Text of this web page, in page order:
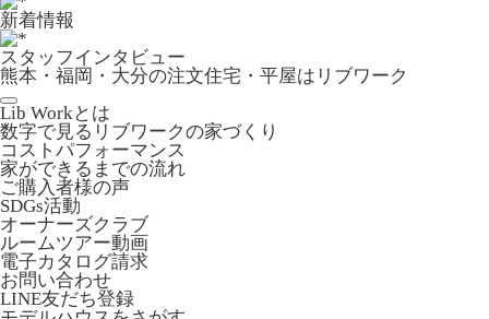
新着情報
スタッフインタビュー
熊本・福岡・大分の注文住宅・平屋はリブワーク
Lib Workとは
数字で見るリブワークの家づくり
コストパフォーマンス
家ができるまでの流れ
ご購入者様の声
SDGs活動
オーナーズクラブ
ルームツアー動画
電子カタログ請求
お問い合わせ
LINE友だち登録